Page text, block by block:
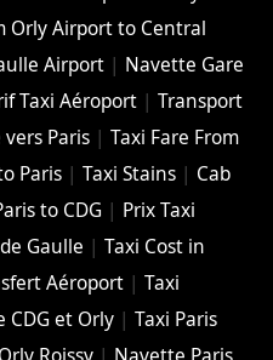
Orly Airport to Central
Airport | Navette Gare
Taxi Aéroport| Transport
Paris| Taxi Fare From
Paris |Taxi Stains | Cab
to CDG | Prix Taxi
Gaulle |Taxi Cost in
Aéroport |Taxi
et Orly |Taxi Paris